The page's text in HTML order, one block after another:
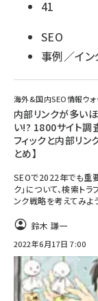
41
SEO
事例／イン
海外&国内SEO情報ウォ
内部リンクが多い
い!? 1800サイト調
フィックと内部リ
とめ】
SEOで2022年でも重要
ク」について、検索ト
ンク戦略を考えてみよ
鈴木 謙一
2022年6月17日 7:00